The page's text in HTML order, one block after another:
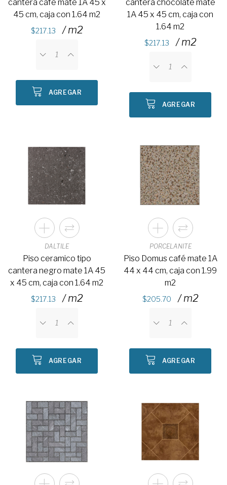
cantera café mate 1A 45 x
45 cm, caja con 1.64 m2
217.13 / m2
AGREGAR
cantera chocolate mate
1A 45 x 45 cm, caja con
1.64 m2
217.13 / m2
AGREGAR
DALTILE
Piso ceramico tipo
cantera negro mate 1A 45
x 45 cm, caja con 1.64 m2
217.13 / m2
AGREGAR
PORCELANITE
Piso Domus café mate 1A
44 x 44 cm, caja con 1.99
m2
205.70 / m2
AGREGAR